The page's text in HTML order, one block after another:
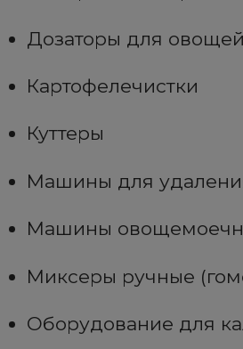
Дозаторы для
Картофелечистки
Куттеры
Машины для
Машины
Миксеры ручные
Оборудование для